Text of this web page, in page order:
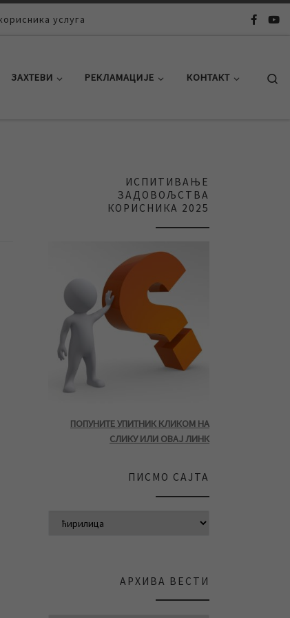
услуга
ЗАХТЕВИ РЕКЛАМАЦИЈЕ КОНТАКТ
ИСПИТИВАЊЕ
ЗАДОВОЉСТВА
КОРИСНИКА 2025
ПОПУНИТЕ УПИТНИК КЛИКОМ НА
СЛИКУ ИЛИ ОВАЈ ЛИНК
ПИСМО САЈТА
АРХИВА ВЕСТИ